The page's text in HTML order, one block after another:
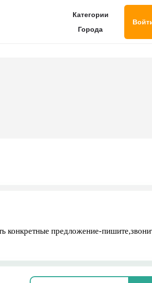
Категории
Города
конкретные предложение-